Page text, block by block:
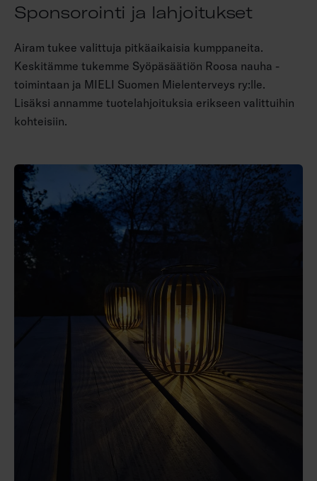
Sponsorointi ja lahjoitukset
Airam tukee valittuja pitkäaikaisia kumppaneita.
Keskitämme tukemme Syöpäsäätiön Roosa nauha -
toimintaan ja MIELI Suomen Mielenterveys ry:lle.
Lisäksi annamme tuotelahjoituksia erikseen valittuihin
kohteisiin.